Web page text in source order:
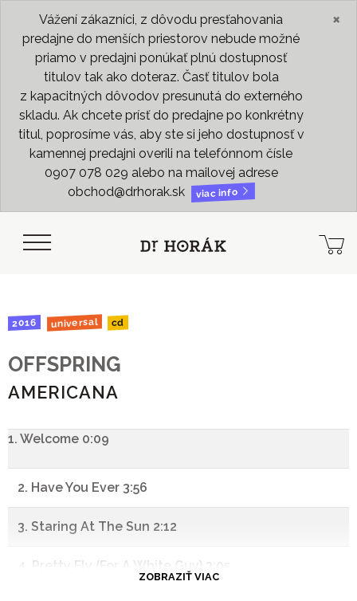
Vážení zákazníci, z dôvodu presťahovania
predajne do menších priestorov nebude možné
priamo v predajni ponúkať plnú dostupnosť
titulov tak ako doteraz. Časť titulov bola
z kapacitných dôvodov presunutá do externého
skladu. Ak chcete prísť do predajne po konkrétny
titul, poprosíme vás, aby ste si jeho dostupnosť v
kamennej predajni overili na telefónnom čísle
0907 078 029 alebo na mailovej adrese
obchod@drhorak.sk
viac info
×
2016 universal cd
OFFSPRING
AMERICANA
1. Welcome 0:09
2. Have You Ever 3:56
3. Staring At The Sun 2:12
4. Pretty Fly (For A White Guy) 3:05
ZOBRAZIŤ VIAC